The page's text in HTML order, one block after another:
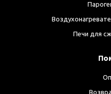
Печи для